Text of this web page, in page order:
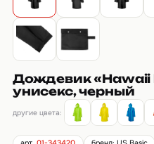
Дождевик «Hawaii
унисекс, черный
другие цвета: